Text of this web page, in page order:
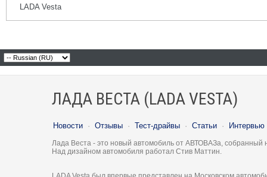
LADA Vesta
ЛАДА ВЕСТА (LADA VESTA)
Новости · Отзывы · Тест-драйвы · Статьи · Интервью
Лада Веста - это новый автомобиль от АВТОВАЗа, собранный
Над дизайном автомобиля работал Стив Маттин.